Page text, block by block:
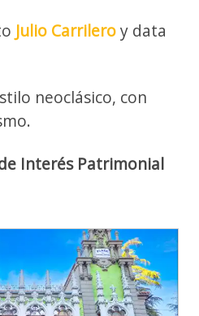
Julio Carrileroy data
neoclásico, con
Interés Patrimonial